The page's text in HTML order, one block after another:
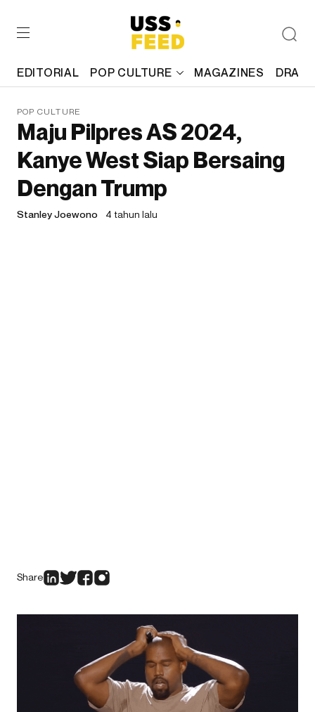
EDITORIAL POP CULTURE MAGAZINES
POP CULTURE
Maju Pilpres AS 2024,
Kanye West Siap Bersaing
Dengan Trump
Stanley Joewono 4 tahun lalu
Share